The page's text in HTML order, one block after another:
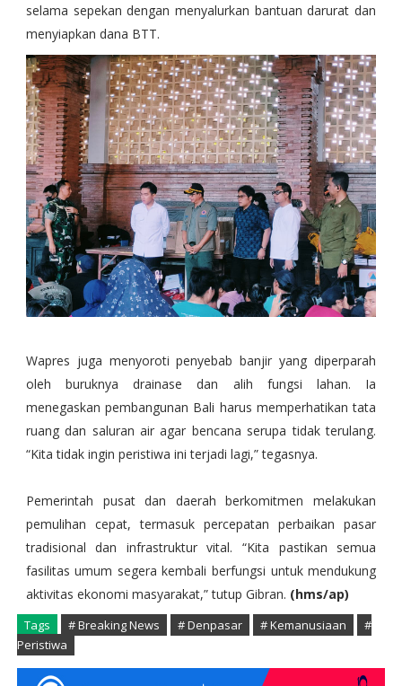
selama sepekan dengan menyalurkan bantuan darurat dan
menyiapkan dana BTT.
Wapres juga menyoroti penyebab banjir yang diperparah
oleh buruknya drainase dan alih fungsi lahan. Ia
menegaskan pembangunan Bali harus memperhatikan tata
ruang dan saluran air agar bencana serupa tidak terulang.
“Kita tidak ingin peristiwa ini terjadi lagi,” tegasnya.
Pemerintah pusat dan daerah berkomitmen melakukan
pemulihan cepat, termasuk percepatan perbaikan pasar
tradisional dan infrastruktur vital. “Kita pastikan semua
fasilitas umum segera kembali berfungsi untuk mendukung
aktivitas ekonomi masyarakat,” tutup Gibran. (hms/ap)
Tags # Breaking News # Denpasar # Kemanusiaan
#
Peristiwa